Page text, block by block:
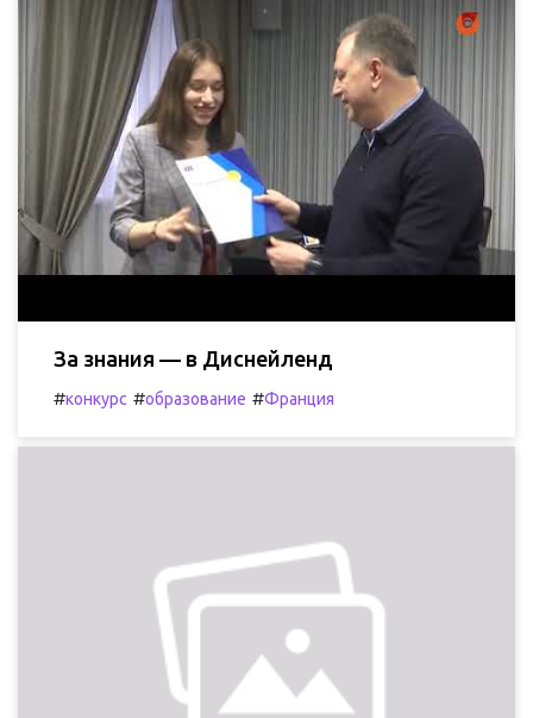
За знания — в Диснейленд
#конкурс #образование #Франция